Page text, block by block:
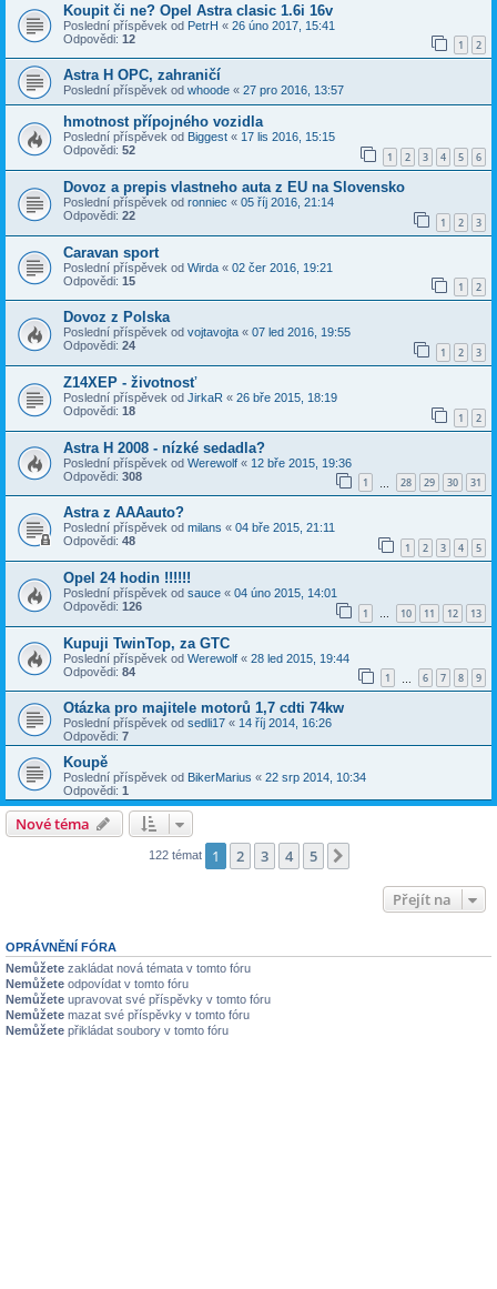
Koupit či ne? Opel Astra clasic 1.6i 16v
Poslední příspěvek od PetrH « 26 úno 2017, 15:41
Odpovědi: 12 1 2
Astra H OPC, zahraničí
Poslední příspěvek od whoode « 27 pro 2016, 13:57
hmotnost přípojného vozidla
Poslední příspěvek od Biggest « 17 lis 2016, 15:15
Odpovědi: 52 1 2 3 4 5 6
Dovoz a prepis vlastneho auta z EU na Slovensko
Poslední příspěvek od ronniec « 05 říj 2016, 21:14
Odpovědi: 22 1 2 3
Caravan sport
Poslední příspěvek od Wirda « 02 čer 2016, 19:21
Odpovědi: 15 1 2
Dovoz z Polska
Poslední příspěvek od vojtavojta « 07 led 2016, 19:55
Odpovědi: 24 1 2 3
Z14XEP - životnosť
Poslední příspěvek od JirkaR « 26 bře 2015, 18:19
Odpovědi: 18 1 2
Astra H 2008 - nízké sedadla?
Poslední příspěvek od Werewolf « 12 bře 2015, 19:36
Odpovědi: 308 1 28 29 30 31
Astra z AAAauto?
Poslední příspěvek od milans « 04 bře 2015, 21:11
Odpovědi: 48 1 2 3 4 5
Opel 24 hodin !!!!!!
Poslední příspěvek od sauce « 04 úno 2015, 14:01
Odpovědi: 126 1 … 10 11 12 13
Kupuji TwinTop, za GTC
Poslední příspěvek od Werewolf « 28 led 2015, 19:44
Odpovědi: 84 1 6 7 8 9
Otázka pro majitele motorů 1,7 cdti 74kw
Poslední příspěvek od sedli17 « 14 říj 2014, 16:26
Odpovědi: 7
Koupě
Poslední příspěvek od BikerMarius « 22 srp 2014, 10:34
Odpovědi: 1
Nové téma
122 témat 1 2 3 4 5
Přejít na
OPRÁVNĚNÍ FÓRA
Nemůžete zakládat nová témata v tomto fóru
Nemůžete odpovídat v tomto fóru
Nemůžete upravovat své příspěvky v tomto fóru
Nemůžete mazat své příspěvky v tomto fóru
Nemůžete přikládat soubory v tomto fóru